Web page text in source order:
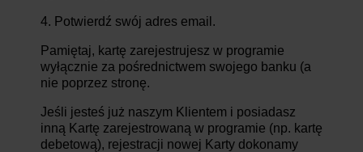
4. Potwierdź swój adres email.
Pamiętaj, kartę zarejestrujesz w programie
wyłącznie za pośrednictwem swojego banku (a
nie poprzez stronę.
Jeśli jesteś już naszym Klientem i posiadasz
inną Kartę zarejestrowaną w programie (np. kartę
debetową), rejestracji nowej Karty dokonamy